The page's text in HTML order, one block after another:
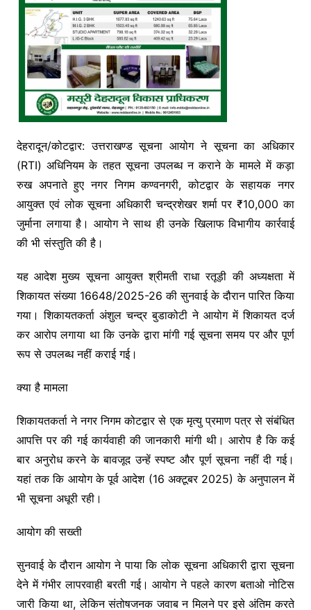
देहरादून/कोटद्वार: उत्तराखण्ड सूचना आयोग ने सूचना का अधिकार
(RTI) अधिनियम के तहत सूचना उपलब्ध न कराने के मामले में कड़ा
रुख अपनाते हुए नगर निगम कण्वनगरी, कोटद्वार के सहायक नगर
आयुक्त एवं लोक सूचना अधिकारी चन्द्रशेखर शर्मा पर ₹10,000 का
जुर्माना लगाया है। आयोग ने साथ ही उनके खिलाफ विभागीय कार्रवाई
की भी संस्तुति की है।
यह आदेश मुख्य सूचना आयुक्त श्रीमती राधा रतूड़ी की अध्यक्षता में
शिकायत संख्या 16648/2025-26 की सुनवाई के दौरान पारित किया
गया। शिकायतकर्ता अंशुल चन्द्र बुडाकोटी ने आयोग में शिकायत दर्ज
कर आरोप लगाया था कि उनके द्वारा मांगी गई सूचना समय पर और पूर्ण
रूप से उपलब्ध नहीं कराई गई।
क्या है मामला
शिकायतकर्ता ने नगर निगम कोटद्वार से एक मृत्यु प्रमाण पत्र से संबंधित
आपत्ति पर की गई कार्यवाही की जानकारी मांगी थी। आरोप है कि कई
बार अनुरोध करने के बावजूद उन्हें स्पष्ट और पूर्ण सूचना नहीं दी गई।
यहां तक कि आयोग के पूर्व आदेश (16 अक्टूबर 2025) के अनुपालन में
भी सूचना अधूरी रही।
आयोग की सख्ती
सुनवाई के दौरान आयोग ने पाया कि लोक सूचना अधिकारी द्वारा सूचना
देने में गंभीर लापरवाही बरती गई। आयोग ने पहले कारण बताओ नोटिस
जारी किया था, लेकिन संतोषजनक जवाब न मिलने पर इसे अंतिम करते